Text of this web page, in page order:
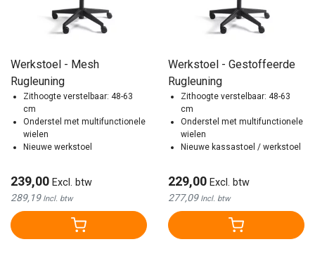
Werkstoel - Mesh
Rugleuning
Zithoogte verstelbaar: 48-63
cm
Onderstel met multifunctionele
wielen
Nieuwe werkstoel
239,00 Excl. btw
289,19 Incl. btw
Werkstoel - Gestoffeerde
Rugleuning
Zithoogte verstelbaar: 48-63
cm
Onderstel met multifunctionele
wielen
Nieuwe kassastoel / werkstoel
229,00 Excl. btw
277,09 Incl. btw